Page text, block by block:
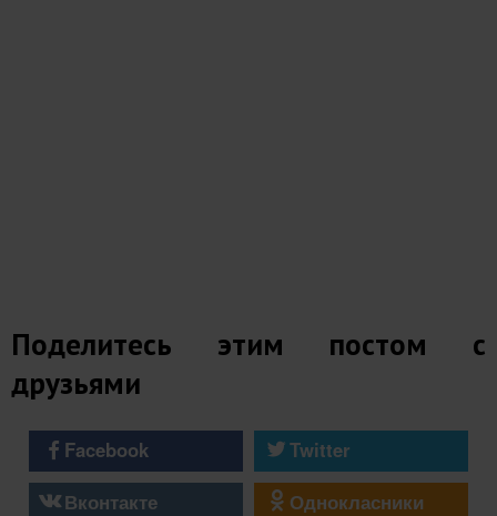
Поделитесь этим постом с
друзьями
Facebook
Twitter
Вконтакте
Однокласники